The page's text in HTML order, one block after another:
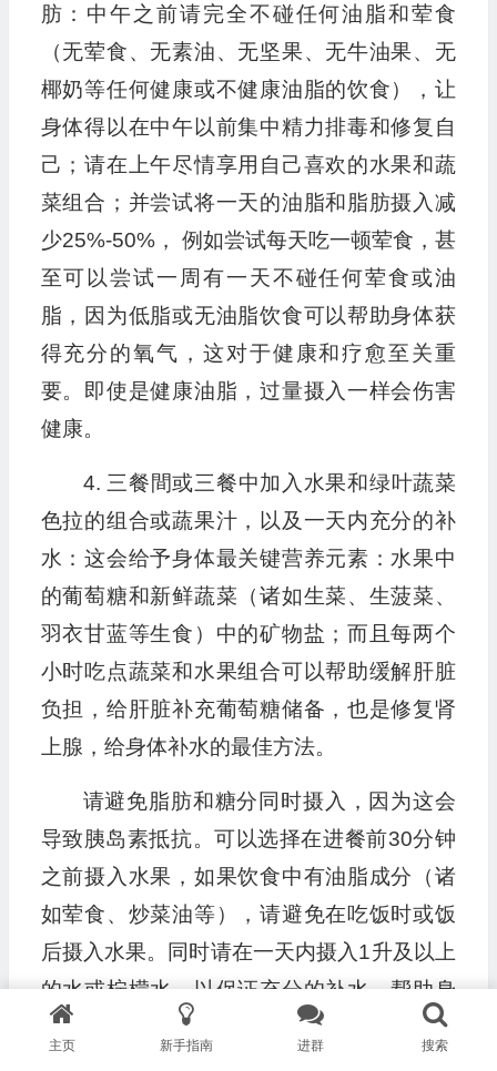
肪：中午之前请完全不碰任何油脂和荤食
（无荤食、无素油、无坚果、无牛油果、无
椰奶等任何健康或不健康油脂的饮食），让
身体得以在中午以前集中精力排毒和修复自
己；请在上午尽情享用自己喜欢的水果和蔬
菜组合；并尝试将一天的油脂和脂肪摄入减
少25%-50%， 例如尝试每天吃一顿荤食，甚
至可以尝试一周有一天不碰任何荤食或油
脂，因为低脂或无油脂饮食可以帮助身体获
得充分的氧气，这对于健康和疗愈至关重
要。即使是健康油脂，过量摄入一样会伤害
健康。
4. 三餐間或三餐中加入水果和绿叶蔬菜
色拉的组合或蔬果汁，以及一天内充分的补
水：这会给予身体最关键营养元素：水果中
的葡萄糖和新鲜蔬菜（诸如生菜、生菠菜、
羽衣甘蓝等生食）中的矿物盐；而且每两个
小时吃点蔬菜和水果组合可以帮助缓解肝脏
负担，给肝脏补充葡萄糖储备，也是修复肾
上腺，给身体补水的最佳方法。
请避免脂肪和糖分同时摄入，因为这会
导致胰岛素抵抗。可以选择在进餐前30分钟
之前摄入水果，如果饮食中有油脂成分（诸
如荤食、炒菜油等），请避免在吃饭时或饭
后摄入水果。同时请在一天内摄入1升及以上
的水或柠檬水，以保证充分的补水，帮助身
体净化排毒。椰子水也是很好的补水选择
主页 新手指南 进群 搜索